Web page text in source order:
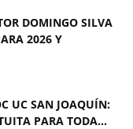
DOMINGO SILVA
2026 Y
UC SAN JOAQUÍN:
PARA TODA...